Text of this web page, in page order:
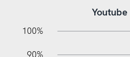
Youtube
100%
90%